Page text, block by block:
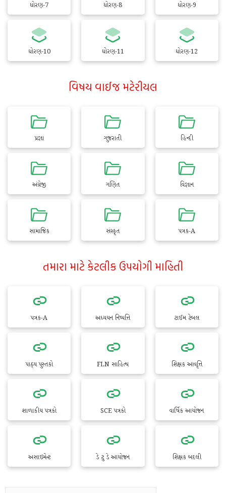
ધોરણ-7 ધોરણ-8 ધોરણ-9
ધોરણ-10 ધોરણ-11 ધોરણ-12
વિષય વાઈજ મટેરીયલ
પ્રજ્ઞા ગુજરાતી હિન્દી
અંગ્રેજી ગણિત વિજ્ઞાન
સામાજિક સંસ્કૃત પત્રક-A
તમારા માટે કેટલીક ઉપયોગી માહિતી
પત્રક-A અધ્યયન નિષ્પત્તિ ટાઈમ ટેબલ
પાઠ્ય પુસ્તકો FLN સાહિત્ય શિક્ષક આવૃત્તિ
શાળાકીય પત્રકો SCE પત્રકો વાર્ષિક આયોજન
અસાઇમેન્ટ ડે ટુ ડે આયોજન શિક્ષક બદલી